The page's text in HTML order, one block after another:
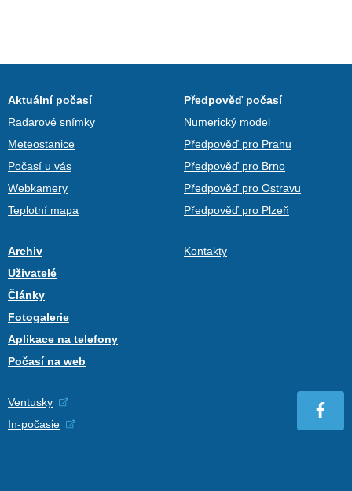
Aktuální počasí
Radarové snímky
Meteostanice
Počasí u vás
Webkamery
Teplotní mapa
Předpověď počasí
Numerický model
Předpověď pro Prahu
Předpověď pro Brno
Předpověď pro Ostravu
Předpověď pro Plzeň
Archiv
Uživatelé
Články
Fotogalerie
Aplikace na telefony
Počasí na web
Kontakty
Ventusky
In-počasie